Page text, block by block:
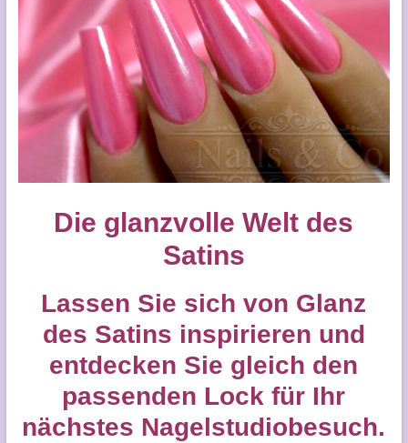
Die glanzvolle Welt des
Satins
Lassen Sie sich von Glanz
des Satins inspirieren und
entdecken Sie gleich den
passenden Lock für Ihr
nächstes Nagelstudiobesuch.